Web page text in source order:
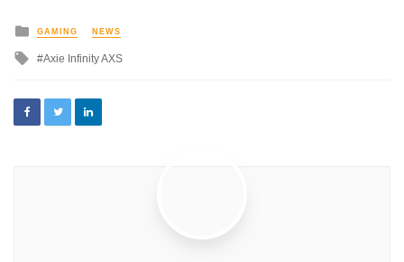
GAMING NEWS
Axie Infinity AXS